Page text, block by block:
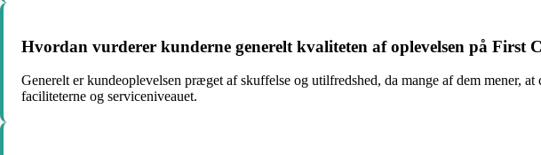
Hvordan vurderer kunderne generelt kvaliteten af oplevelsen på First
Generelt er kundeoplevelsen præget af skuffelse og utilfredshed, da mange af dem mener,
faciliteterne og serviceniveauet.